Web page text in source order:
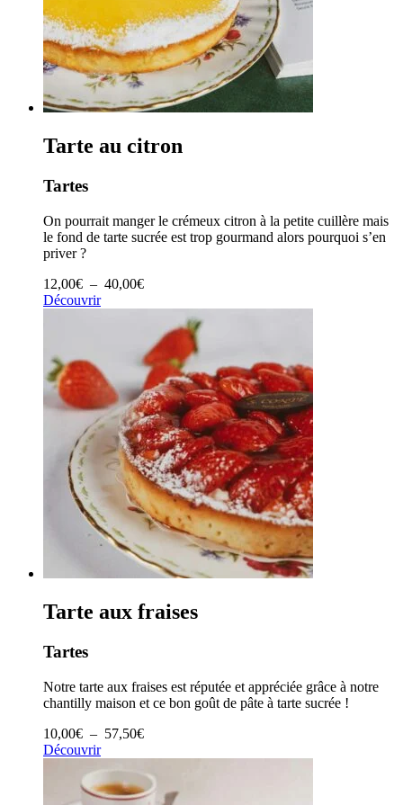
Tarte au citron
Tartes
On pourrait manger le crémeux citron à la petite cuillère mais
le fond de tarte sucrée est trop gourmand alors pourquoi s’en
priver ?
12,00€ – 40,00€Plage
12,00€
à
40,00€
Découvrir
Tarte aux fraises
Tartes
Notre tarte aux fraises est réputée et appréciée grâce à notre
chantilly maison et ce bon goût de pâte à tarte sucrée !
10,00€ – 57,50€Plage
10,00€
à
Découvrir